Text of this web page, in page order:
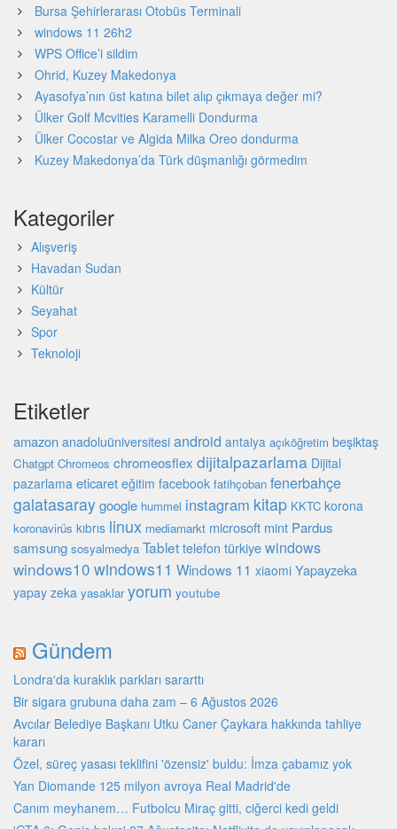
Bursa Şehirlerarası Otobüs Terminali
windows 11 26h2
WPS Office’i sildim
Ohrid, Kuzey Makedonya
Ayasofya’nın üst katına bilet alıp çıkmaya değer mi?
Ülker Golf Mcvities Karamelli Dondurma
Ülker Cocostar ve Algida Milka Oreo dondurma
Kuzey Makedonya’da Türk düşmanlığı görmedim
Kategoriler
Alışveriş
Havadan Sudan
Kültür
Seyahat
Spor
Teknoloji
Etiketler
amazon anadoluüniversitesi android antalya açıköğretim beşiktaş
Chatgpt Chromeos chromeosflex dijitalpazarlama Dijital
pazarlama eticaret eğitim facebook fatihçoban fenerbahçe
galatasaraygoogle hummel instagram kitap KKTC korona
koronavirüs kıbrıs linux mediamarkt microsoft mint Pardus
samsung sosyalmedya Tablet telefon türkiyewindows
windows10 windows11 Windows 11 xiaomi Yapayzeka
yapay zeka yasaklar yorum youtube
Gündem
Londra'da kuraklık parkları sararttı
Bir sigara grubuna daha zam – 6 Ağustos 2026
Avcılar Belediye Başkanı Utku Caner Çaykara hakkında tahliye
kararı
Özel, süreç yasası teklifini 'özensiz' buldu: İmza çabamız yok
Yan Diomande 125 milyon avroya Real Madrid'de
Canım meyhanem… Futbolcu Miraç gitti, ciğerci kedi geldi